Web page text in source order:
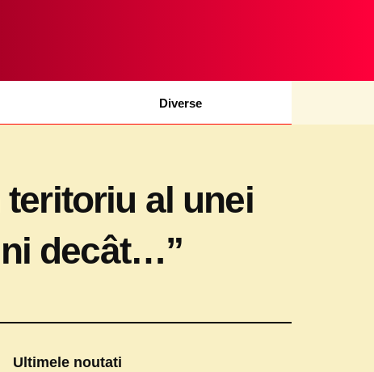
Diverse
teritoriu al unei
decât…”
Ultimele noutati